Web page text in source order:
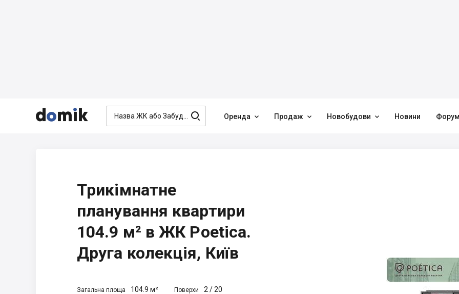


  Оренда  Продаж  Новобудови  Новини
Трикімнатне
планування квартири
104.9 м² в ЖК Poetica.
Друга колекція, Київ
Загальна площа 104.9 м² Поверхи 2 /20